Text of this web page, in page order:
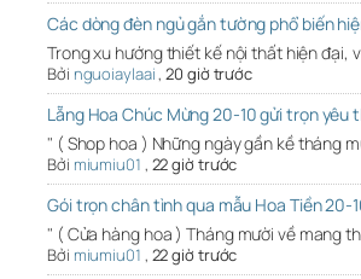
Các dòng đèn ngủ gắn tường phổ biến
Trong xu hướng thiết kế nội thất hiện đại,
Bởi nguoiaylaai,20 giờ trước
Lẵng Hoa Chúc Mừng 20-10 gửi trọn yêu
" ( Shop hoa ) Những ngày gần kề tháng
Bởi miumiu01 , 22 giờ trước
Gói trọn chân tình qua mẫu Hoa Tiền 20-
" ( Cửa hàng hoa ) Tháng mười về mang
Bởi miumiu01 , 22 giờ trước